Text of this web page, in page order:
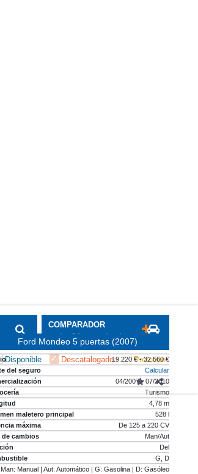
COMPARADOR
precios, fichas y equipamiento
Disponible Prototipo
Ford Mondeo 5 puertas (2007)
19.220 € - 32.560 €
del seguro
Calcular
04/2007 - 07/2010
Turismo
4,78 m
maletero principal
528 l
máxima
De 125 a 220 CV
de cambios
Man/Aut
Del
G, D